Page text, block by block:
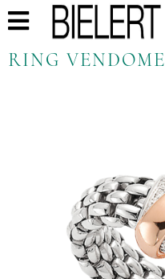
RING VENDOME